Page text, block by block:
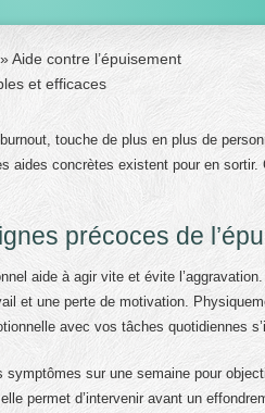
» Aide contre l’épuisement
et efficaces
burnout, touche de plus en plus de
aides concrètes existent pour en
précoces de
aide à agir vite et évite
et une perte de motivation.
avec vos tâches quotidiennes
sur une semaine pour
permet d’intervenir avant un